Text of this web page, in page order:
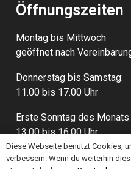
Öffnungszeiten
Montag bis Mittwoch
geöffnet nach
Donnerstag bis Samstag:
11.00 bis 17.00 Uhr
Erste Sonntag des Monats
13.00 bis 16.00 Uhr
Diese Webseite benutzt Cookies,
verbessern. Wenn du weiterhin